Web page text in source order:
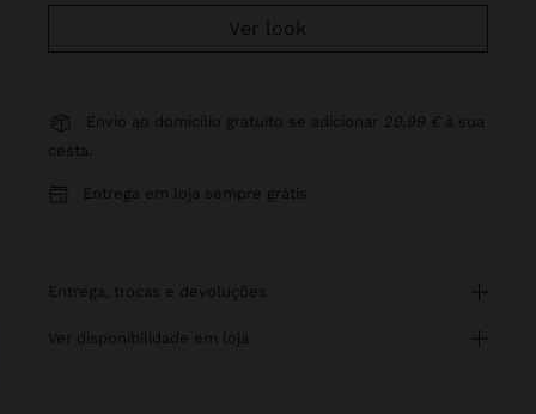
Ver look
Envio ao domicílio gratuito se adicionar 29,99 € à sua
cesta.
Entrega em loja sempre grátis
entrega, trocas e devoluções
ver disponibilidade em loja